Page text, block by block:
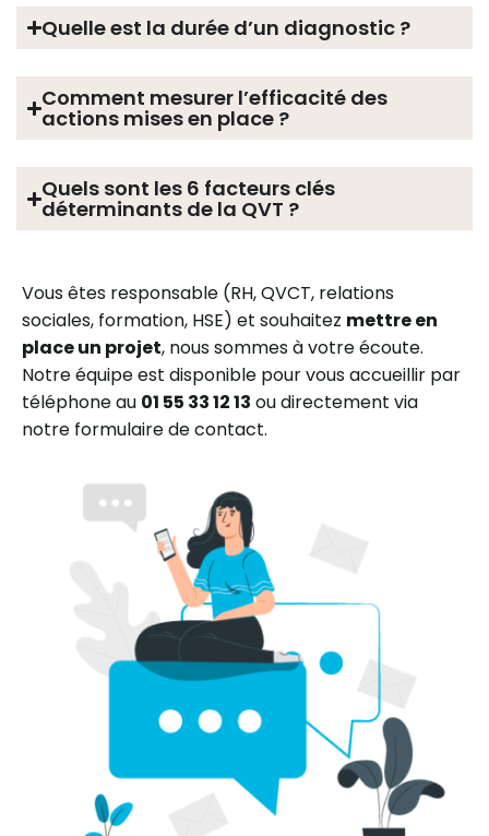
Quelle est la durée d’un diagnostic ?
Comment mesurer l’efficacité des
actions mises en place ?
Quels sont les 6 facteurs clés
déterminants de la QVT ?
Vous êtes responsable (RH, QVCT, relations
sociales, formation, HSE) et souhaitez mettre en
place un projet, nous sommes à votre écoute.
Notre équipe est disponible pour vous accueillir par
téléphone au 01 55 33 12 13 ou directement via
notre formulaire de contact.